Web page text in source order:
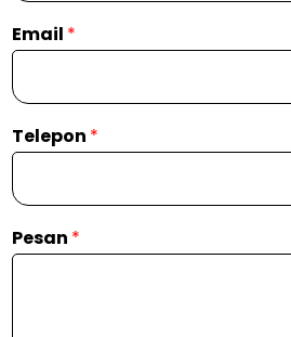
Email *
Telepon *
Pesan *